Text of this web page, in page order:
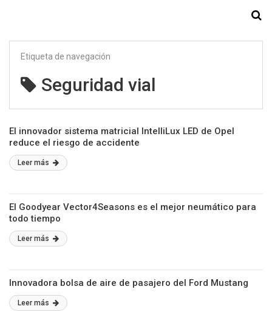
Etiqueta de navegación
Seguridad vial
El innovador sistema matricial IntelliLux LED de Opel
reduce el riesgo de accidente
Leer más
El Goodyear Vector4Seasons es el mejor neumático para
todo tiempo
Leer más
Innovadora bolsa de aire de pasajero del Ford Mustang
Leer más